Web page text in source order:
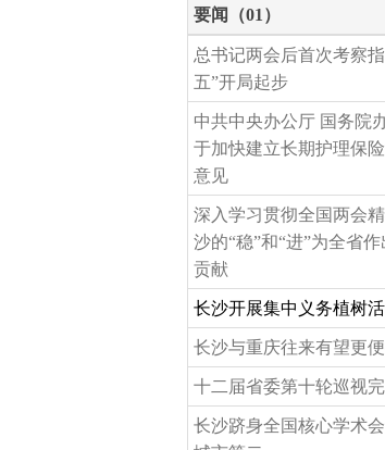
要闻（01）
总书记两会后首次考察
五”开局起步
中共中央办公厅 国务院
于加快建立长期护理保
意见
深入学习贯彻全国两会
沙的“稳”和“进”为全省
贡献
长沙开展集中义务植树
长沙与重庆往来有望更
十二届省委第十轮巡视
长沙跻身全国核心学术